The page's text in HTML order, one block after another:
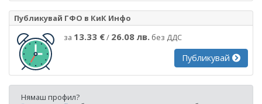
Публикувай ГФО в КиК Инфо
за 13.33 €/ 26.08 лв. без ДДС
Публикувай
Нямаш профил?